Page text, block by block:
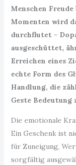
Menschen
Momenten wird
durchflutet –
ausgeschüttet,
Erreichen eines
echte Form des
Handlung, die
Geste Bedeutung
Die emotionale
Ein Geschenk ist
für Zuneigung,
sorgfältig